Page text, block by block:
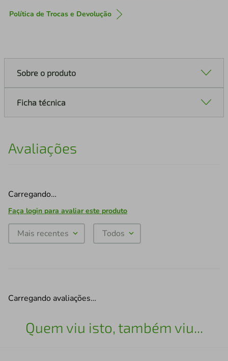
Política de Trocas e Devolução
Sobre o produto
Ficha técnica
Avaliações
Carregando…
Faça login para avaliar este produto
Mais recentes Todos
Carregando avaliações…
Quem viu isto, também viu...